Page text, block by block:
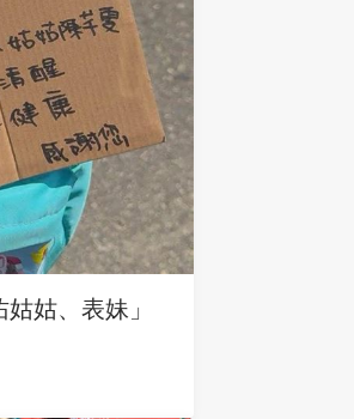
姑姑、表妹」